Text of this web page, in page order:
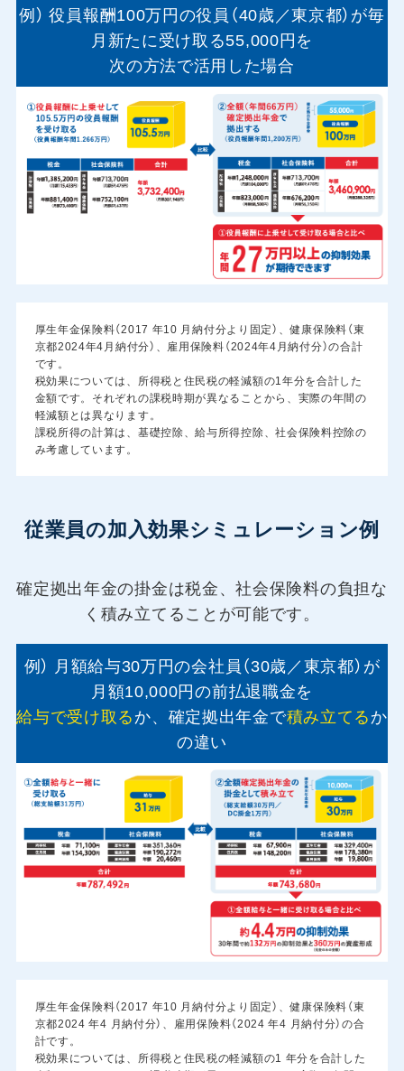
例） 役員報酬100万円の役員（40歳／東京都）が毎
月新たに受け取る55,000円を
次の方法で活用した場合
厚生年金保険料（2017 年10 月納付分より固定）、健康保険料（東
京都2024年4月納付分）、雇用保険料（2024年4月納付分）の合計
です。
税効果については、所得税と住民税の軽減額の1年分を合計した
金額です。それぞれの課税時期が異なることから、実際の年間の
軽減額とは異なります。
課税所得の計算は、基礎控除、給与所得控除、社会保険料控除の
み考慮しています。
従業員の加入効果シミュレーション例
確定拠出年金の掛金は税金、社会保険料の負担な
く積み立てることが可能です。
例） 月額給与30万円の会社員（30歳／東京都）が
月額10,000円の前払退職金を
給与で受け取るか、確定拠出年金で積み立てるか
の違い
厚生年金保険料（2017 年10 月納付分より固定）、健康保険料（東
京都2024 年4 月納付分）、雇用保険料（2024 年4 月納付分）の合
計です。
税効果については、所得税と住民税の軽減額の1 年分を合計した